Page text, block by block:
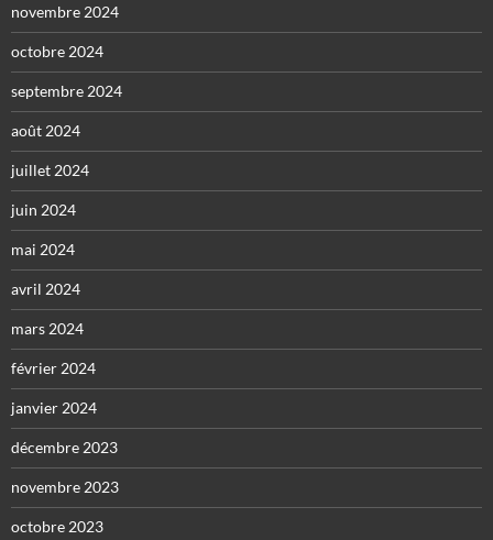
novembre 2024
octobre 2024
septembre 2024
août 2024
juillet 2024
juin 2024
mai 2024
avril 2024
mars 2024
février 2024
janvier 2024
décembre 2023
novembre 2023
octobre 2023